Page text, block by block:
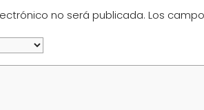
no será publicada. Los